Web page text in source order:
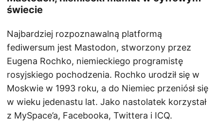
świecie
Najbardziej rozpoznawalną platformą
fediwersum jest Mastodon, stworzony przez
Eugena Rochko, niemieckiego programistę
rosyjskiego pochodzenia. Rochko urodził się w
Moskwie w 1993 roku, a do Niemiec przeniósł się
w wieku jedenastu lat. Jako nastolatek korzystał
z MySpace’a, Facebooka, Twittera i ICQ.